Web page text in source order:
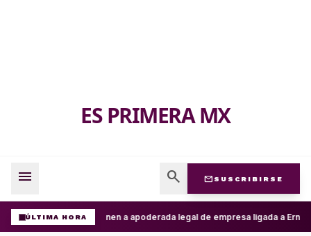
ES PRIMERA MX
menu search mail SUSCRIBIRSE
ÚLTIMA HORADetienen a apoderada legal de empresa ligada a